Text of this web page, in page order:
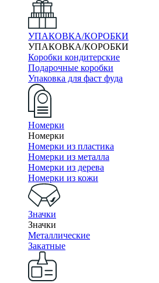
УПАКОВКА/КОРОБКИ
УПАКОВКА/КОРОБКИ
Коробки кондитерские
Подарочные коробки
Упаковка для фаст фуда
Номерки
Номерки
Номерки из пластика
Номерки из металла
Номерки из дерева
Номерки из кожи
Значки
Значки
Металлические
Закатные